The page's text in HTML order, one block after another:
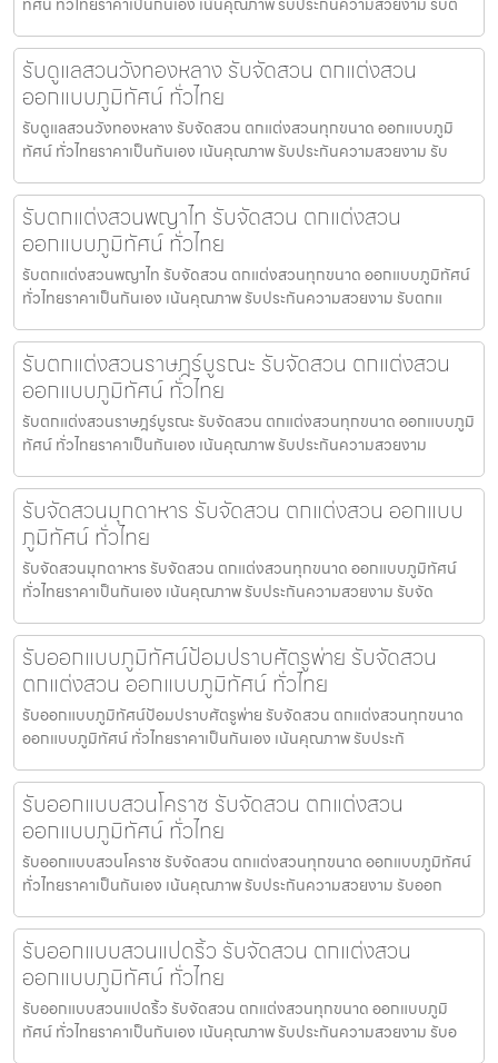
รับดูแลสวนวังทองหลาง รับจัดสวน ตกแต่งสวน
ออกแบบภูมิทัศน์ ทั่วไทย
รับดูแลสวนวังทองหลาง รับจัดสวน ตกแต่งสวนทุกขนาด ออกแบบภูมิ
ทัศน์ ทั่วไทยราคาเป็นกันเอง เน้นคุณภาพ รับประกันความสวยงาม รับ
รับตกแต่งสวนพญาไท รับจัดสวน ตกแต่งสวน
ออกแบบภูมิทัศน์ ทั่วไทย
รับตกแต่งสวนพญาไท รับจัดสวน ตกแต่งสวนทุกขนาด ออกแบบภูมิทัศน์
ทั่วไทยราคาเป็นกันเอง เน้นคุณภาพ รับประกันความสวยงาม รับตกแ
รับตกแต่งสวนราษฎร์บูรณะ รับจัดสวน ตกแต่งสวน
ออกแบบภูมิทัศน์ ทั่วไทย
รับตกแต่งสวนราษฎร์บูรณะ รับจัดสวน ตกแต่งสวนทุกขนาด ออกแบบภูมิ
ทัศน์ ทั่วไทยราคาเป็นกันเอง เน้นคุณภาพ รับประกันความสวยงาม
รับจัดสวนมุกดาหาร รับจัดสวน ตกแต่งสวน ออกแบบ
ภูมิทัศน์ ทั่วไทย
รับจัดสวนมุกดาหาร รับจัดสวน ตกแต่งสวนทุกขนาด ออกแบบภูมิทัศน์
ทั่วไทยราคาเป็นกันเอง เน้นคุณภาพ รับประกันความสวยงาม รับจัด
รับออกแบบภูมิทัศน์ป้อมปราบศัตรูพ่าย รับจัดสวน
ตกแต่งสวน ออกแบบภูมิทัศน์ ทั่วไทย
รับออกแบบภูมิทัศน์ป้อมปราบศัตรูพ่าย รับจัดสวน ตกแต่งสวนทุกขนาด
ออกแบบภูมิทัศน์ ทั่วไทยราคาเป็นกันเอง เน้นคุณภาพ รับประกั
รับออกแบบสวนโคราช รับจัดสวน ตกแต่งสวน
ออกแบบภูมิทัศน์ ทั่วไทย
รับออกแบบสวนโคราช รับจัดสวน ตกแต่งสวนทุกขนาด ออกแบบภูมิทัศน์
ทั่วไทยราคาเป็นกันเอง เน้นคุณภาพ รับประกันความสวยงาม รับออก
รับออกแบบสวนแปดริ้ว รับจัดสวน ตกแต่งสวน
ออกแบบภูมิทัศน์ ทั่วไทย
รับออกแบบสวนแปดริ้ว รับจัดสวน ตกแต่งสวนทุกขนาด ออกแบบภูมิ
ทัศน์ ทั่วไทยราคาเป็นกันเอง เน้นคุณภาพ รับประกันความสวยงาม รับอ